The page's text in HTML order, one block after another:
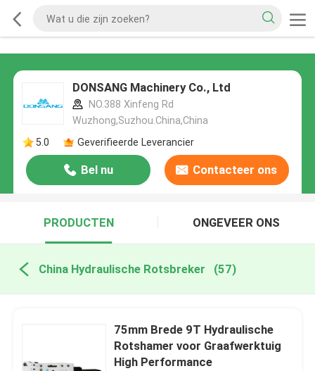
DONSANG Machinery Co., Ltd
NO.388 Xinfeng Rd
Wuzhong,Suzhou.China,China
5.0
Geverifieerde Leverancier
Bel nu Contacteer ons
PRODUCTEN ONGEVEER ONS
China Hydraulische Rotsbreker (57)
75mm Brede 9T Hydraulische
Rotshamer voor Graafwerktuig
High Performance